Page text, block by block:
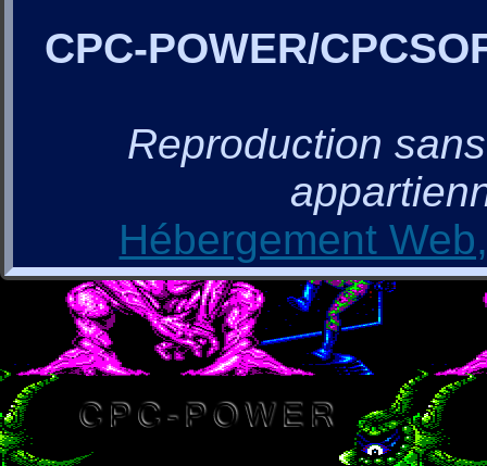
CPC-POWER/
Reproduction
Hébergement